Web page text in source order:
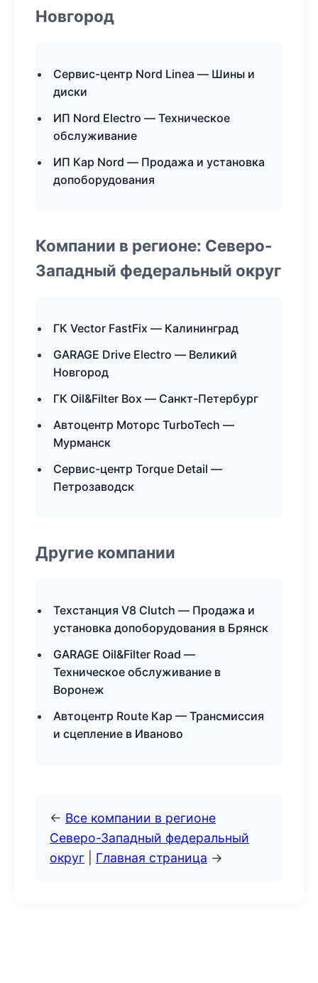
Новгород
Сервис-центр Nord Linea — Шины и
диски
ИП Nord Electro — Техническое
обслуживание
ИП Кар Nord — Продажа и установка
допоборудования
Компании в регионе: Северо-
Западный федеральный округ
ГК Vector FastFix — Калининград
GARAGE Drive Electro — Великий
Новгород
ГК Oil&Filter Box — Санкт-Петербург
Автоцентр Моторс TurboTech —
Мурманск
Сервис-центр Torque Detail —
Петрозаводск
Другие компании
Техстанция V8 Clutch — Продажа и
установка допоборудования в Брянск
GARAGE Oil&Filter Road —
Техническое обслуживание в
Воронеж
Автоцентр Route Кар — Трансмиссия
и сцепление в Иваново
← Все компании в регионе
Северо-Западный федеральный
округ
Главная страница →